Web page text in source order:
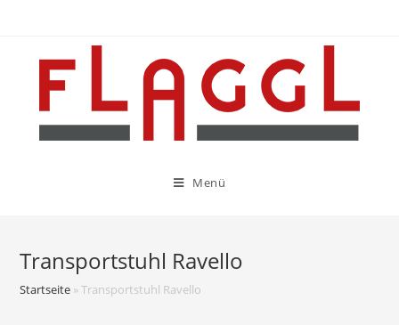
Menü
Transportstuhl Ravello
Startseite »Transportstuhl Ravello